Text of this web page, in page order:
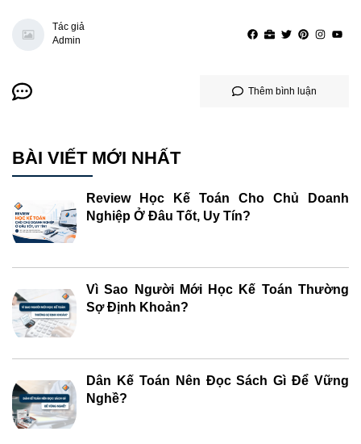
Tác giả
Admin
Thêm bình luận
BÀI VIẾT MỚI NHẤT
Review Học Kế Toán Cho Chủ Doanh
Nghiệp Ở Đâu Tốt, Uy Tín?
Vì Sao Người Mới Học Kế Toán Thường
Sợ Định Khoản?
Dân Kế Toán Nên Đọc Sách Gì Để Vững
Nghề?